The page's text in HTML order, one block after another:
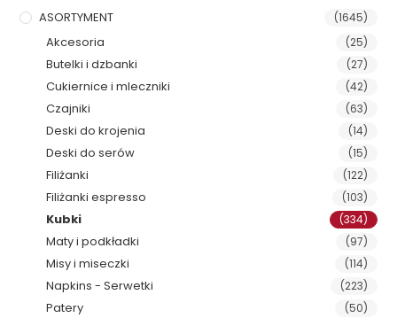
ASORTYMENT
(1645)
Akcesoria (25)
Butelki i dzbanki (27)
Cukiernice i mleczniki (42)
Czajniki (63)
Deski do krojenia (14)
Deski do serów (15)
Filiżanki (122)
Filiżanki espresso (103)
Kubki (334)
Maty i podkładki (97)
Misy i miseczki (114)
Napkins - Serwetki (223)
Patery (50)